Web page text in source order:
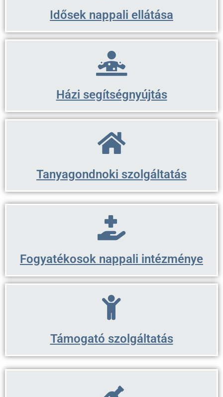
Idősek nappali ellátása
Házi segítségnyújtás
Tanyagondnoki szolgáltatás
Fogyatékosok nappali intézménye
Támogató szolgáltatás